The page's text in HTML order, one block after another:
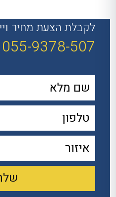
לקבלת הצעת מחיר
055-9378-507